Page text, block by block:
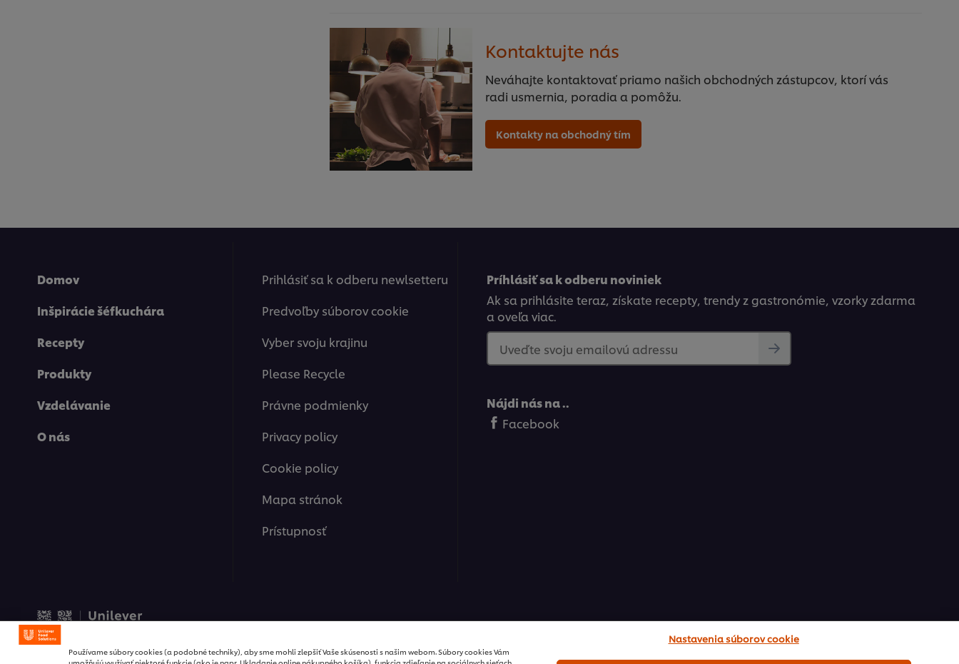
Kontaktujte nás
Neváhajte kontaktovať priamo našich obchodných zástupcov, ktorí vás
radi usmernia, poradia a pomôžu.
Kontakty na obchodný tím
Domov
Inšpirácie šéfkuchára
Recepty
Produkty
Vzdelávanie
O nás
Prihlásiť sa k odberu newlsetteru
Predvoľby súborov cookie
Vyber svoju krajinu
Please Recycle
Právne podmienky
Privacy policy
Cookie policy
Mapa stránok
Prístupnosť
Príhlásiť sa k odberu noviniek
Ak sa prihlásite teraz, získate recepty, trendy z gastronómie, vzorky zdarma
a oveľa viac.
Uveďte svoju emailovú adressu
Nájdi nás na ..
Facebook
Používame súbory cookies (a podobné techniky), aby sme mohli zlepšiť Vaše skúsenosti s našim webom. Súbory cookies Vám
umožňujú využívať niektoré funkcie (ako je napr. Ukladanie online nákupného košíka), funkcia zdieľanie na sociálnych sieťach
Nastavenia súborov cookie